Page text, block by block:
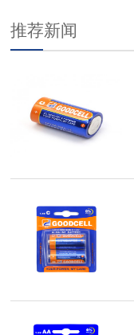
推荐新闻